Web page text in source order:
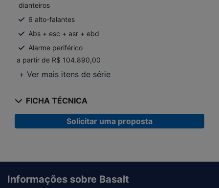
dianteiros
6 alto-falantes
Abs + esc + asr + ebd
Alarme periférico
a partir de R$ 104.890,00
+ Ver mais itens de série
FICHA TÉCNICA
Solicitar uma proposta
Informações sobre Basalt